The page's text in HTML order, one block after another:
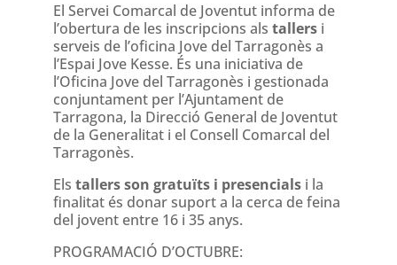
El Servei Comarcal de Joventut informa de
l’obertura de les inscripcions als tallersi
serveis de l’oficina Jove del Tarragonès a
l’Espai Jove Kesse. És una iniciativa de
l’Oficina Jove del Tarragonès i gestionada
conjuntament per l’Ajuntament de
Tarragona, la Direcció General de Joventut
de la Generalitat i el Consell Comarcal del
Tarragonès.
Els tallers son gratuïts i presencialsi la
finalitat és donar suport a la cerca de feina
del jovent entre 16 i 35 anys.
PROGRAMACIÓ D’OCTUBRE: